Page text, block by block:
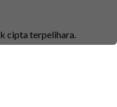
cipta terpelihara.